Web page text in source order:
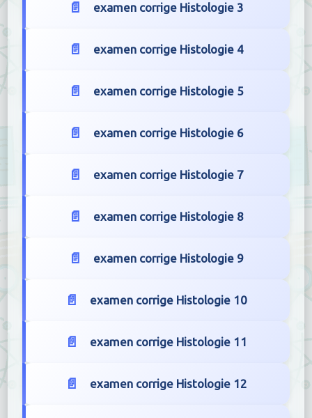
examen corrige Histologie 3
examen corrige Histologie 4
examen corrige Histologie 5
examen corrige Histologie 6
examen corrige Histologie 7
examen corrige Histologie 8
examen corrige Histologie 9
examen corrige Histologie 10
examen corrige Histologie 11
examen corrige Histologie 12